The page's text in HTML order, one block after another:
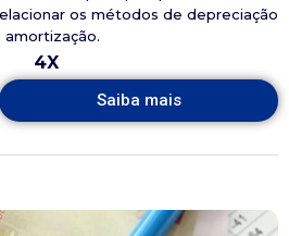
os métodos de depreciação
amortização.
4X
Saiba mais